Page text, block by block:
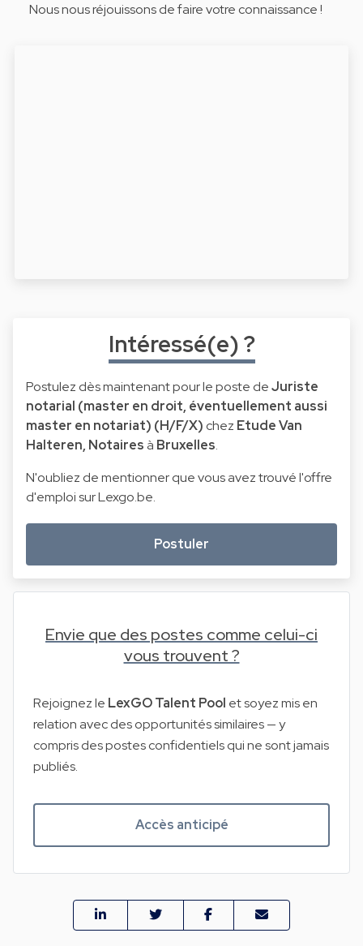
Nous nous réjouissons de faire votre connaissance !
Intéressé(e) ?
Postulez dès maintenant pour le poste deJuriste
notarial (master en droit, éventuellement aussi
master en notariat) (H/F/X) chez Etude Van
Halteren, Notaires à Bruxelles.
N'oubliez de mentionner que vous avez trouvé l'offre
d'emploi sur Lexgo.be.
Postuler
Envie que des postes comme celui-ci
vous trouvent ?
Rejoignez le LexGO Talent Pool et soyez mis en
relation avec des opportunités similaires — y
compris des postes confidentiels qui ne sont jamais
publiés.
Accès anticipé